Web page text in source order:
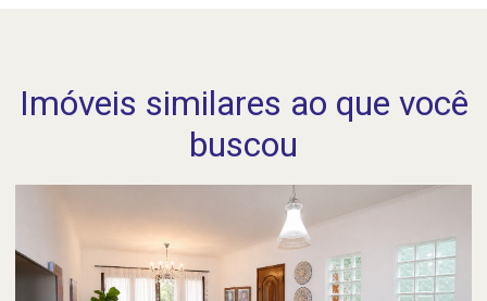
Imóveis similares ao que você
buscou